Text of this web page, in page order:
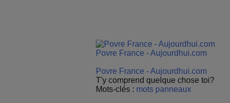
Povre France - Aujourdhui.com
Povre France - Aujourdhui.com
T'y comprend quelque chose toi?
Mots-clés : mots panneaux